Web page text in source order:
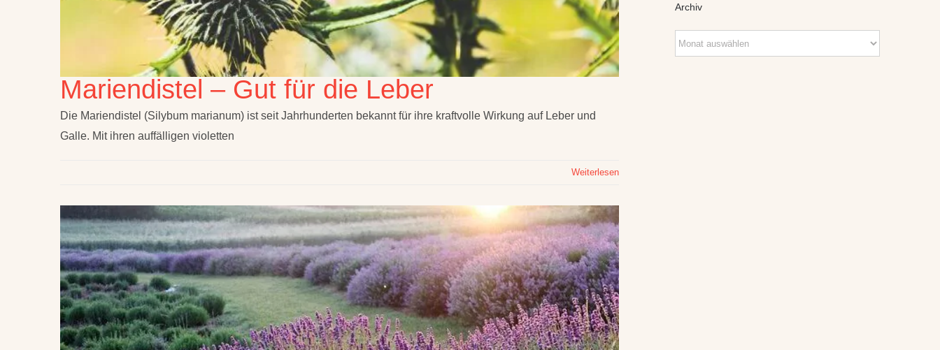
Mariendistel – Gut für die Leber
Die Mariendistel (Silybum marianum) ist seit Jahrhunderten bekannt für ihre kraftvolle Wirkung auf Leber und
Galle. Mit ihren auffälligen violetten
Weiterlesen
Archiv
Archiv